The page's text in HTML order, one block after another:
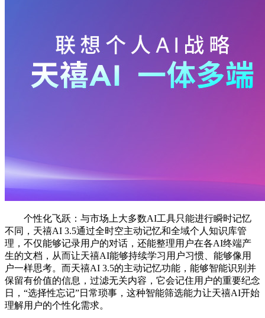
个性化飞跃：与市场上大多数AI工具只能进行瞬时记忆
不同，天禧AI 3.5通过全时空主动记忆和全域个人知识库管
理，不仅能够记录用户的对话，还能整理用户在各AI终端产
生的文档，从而让天禧AI能够持续学习用户习惯、能够像用
户一样思考。而天禧AI 3.5的主动记忆功能，能够智能识别并
保留有价值的信息，过滤无关内容，它会记住用户的重要纪念
日，“选择性忘记”日常琐事，这种智能筛选能力让天禧AI开始
理解用户的个性化需求。